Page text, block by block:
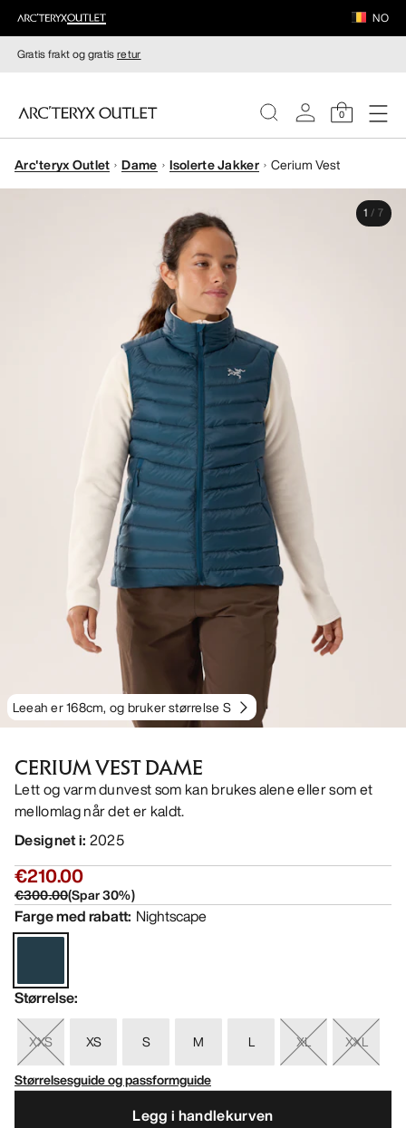
NO
Gratis frakt og gratisretur
0
DAMER
Arc'teryx Outlet Dame Isolerte Jakker Cerium Vest
Leeah er 168cm, og bruker størrelse S
1 / 7
CERIUM VEST DAME
Lett og varm dunvest som kan brukes alene eller som et
mellomlag når det er kaldt.
Designet i: 2025
€210.00
€300.00(Spar30%)
Farge med rabatt: Nightscape
Størrelse:
XXS XS S M L XL
XXL
Størrelsesguide og passformguide
Legg i handlekurven